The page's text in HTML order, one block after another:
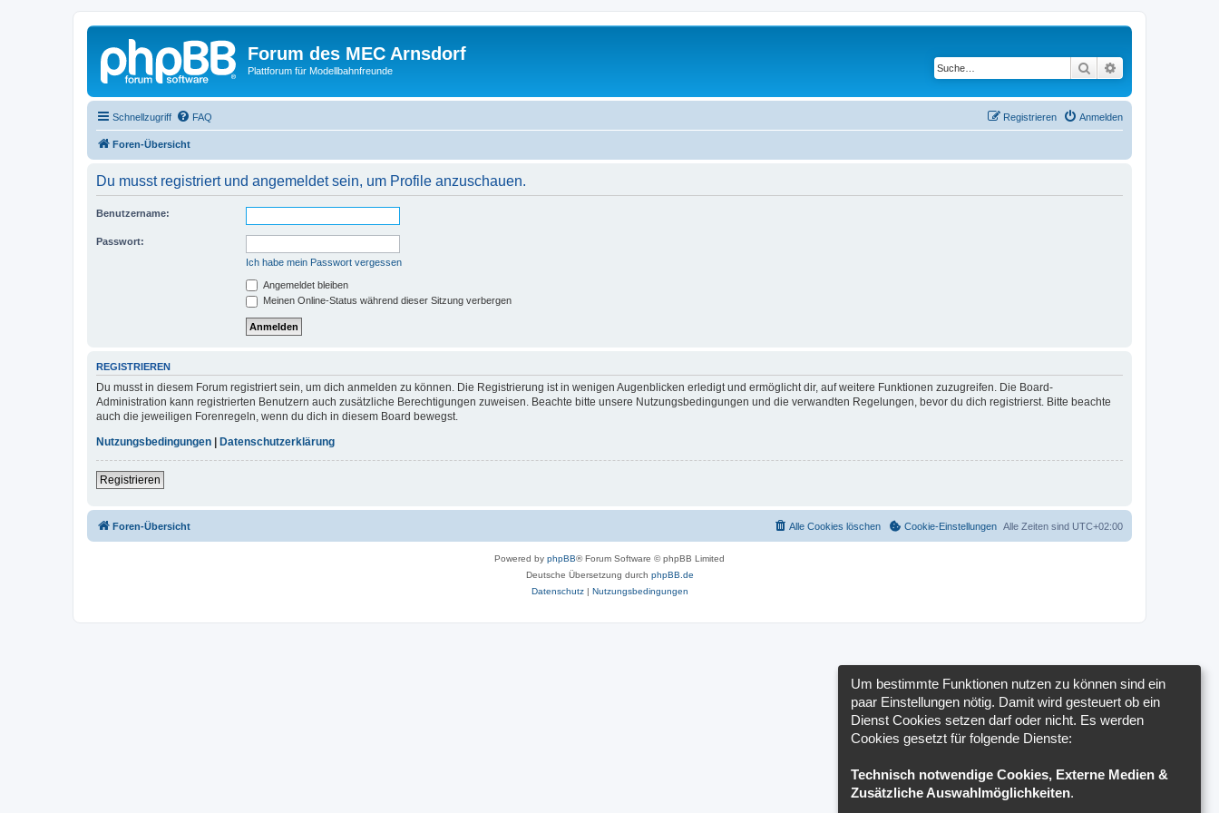
Forum des MEC Arnsdorf
Plattforum für Modellbahnfreunde Suche
Schnellzugriff FAQ Anmelden
Registrieren
Foren-Übersicht
Du musst registriert und angemeldet sein, um Profile anzuschauen.
Benutzername:
Passwort:
Ich habe mein Passwort vergessen
Angemeldet bleiben
Meinen Online-Status während dieser Sitzung verbergen
REGISTRIEREN
Du musst in diesem Forum registriert sein, um dich anmelden zu können. Die Registrierung ist in wenigen Augenblicken erledigt und ermöglicht dir, auf weitere Funktionen zuzugreifen. Die Board-
Administration kann registrierten Benutzern auch zusätzliche Berechtigungen zuweisen. Beachte bitte unsere Nutzungsbedingungen und die verwandten Regelungen, bevor du dich registrierst. Bitte beachte
auch die jeweiligen Forenregeln, wenn du dich in diesem Board bewegst.
Nutzungsbedingungen
Datenschutzerklärung
Registrieren
Foren-Übersicht Alle Zeiten sind UTC+02:00
Cookie-Einstellungen
Alle Cookies löschen
Powered by phpBB® Forum Software © phpBB Limited
Deutsche Übersetzung durch phpBB.de
Datenschutz| Nutzungsbedingungen
Um bestimmte Funktionen nutzen zu können sind ein
paar Einstellungen nötig. Damit wird gesteuert ob ein
Dienst Cookies setzen darf oder nicht. Es werden
Cookies gesetzt für folgende Dienste:
Technisch notwendige Cookies, Externe Medien &
Zusätzliche Auswahlmöglichkeiten.